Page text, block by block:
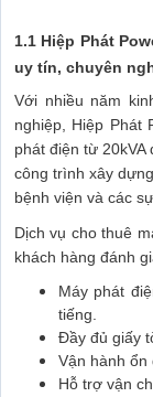
1.1 Hiệp Phát
uy tín, chuyên
Với nhiều năm
nghiệp, Hiệp Phát
phát điện từ
công trình xây
bệnh viện và các
Dịch vụ cho thuê
khách hàng đánh
Máy phát
tiếng.
Đầy đủ giấy
Vận hành ổn
Hỗ trợ vận